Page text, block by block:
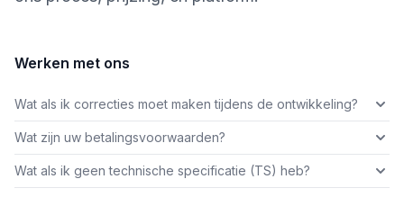
Werken met ons
Wat als ik correcties moet maken tijdens de ontwikkeling?
Wat zijn uw betalingsvoorwaarden?
Wat als ik geen technische specificatie (TS) heb?